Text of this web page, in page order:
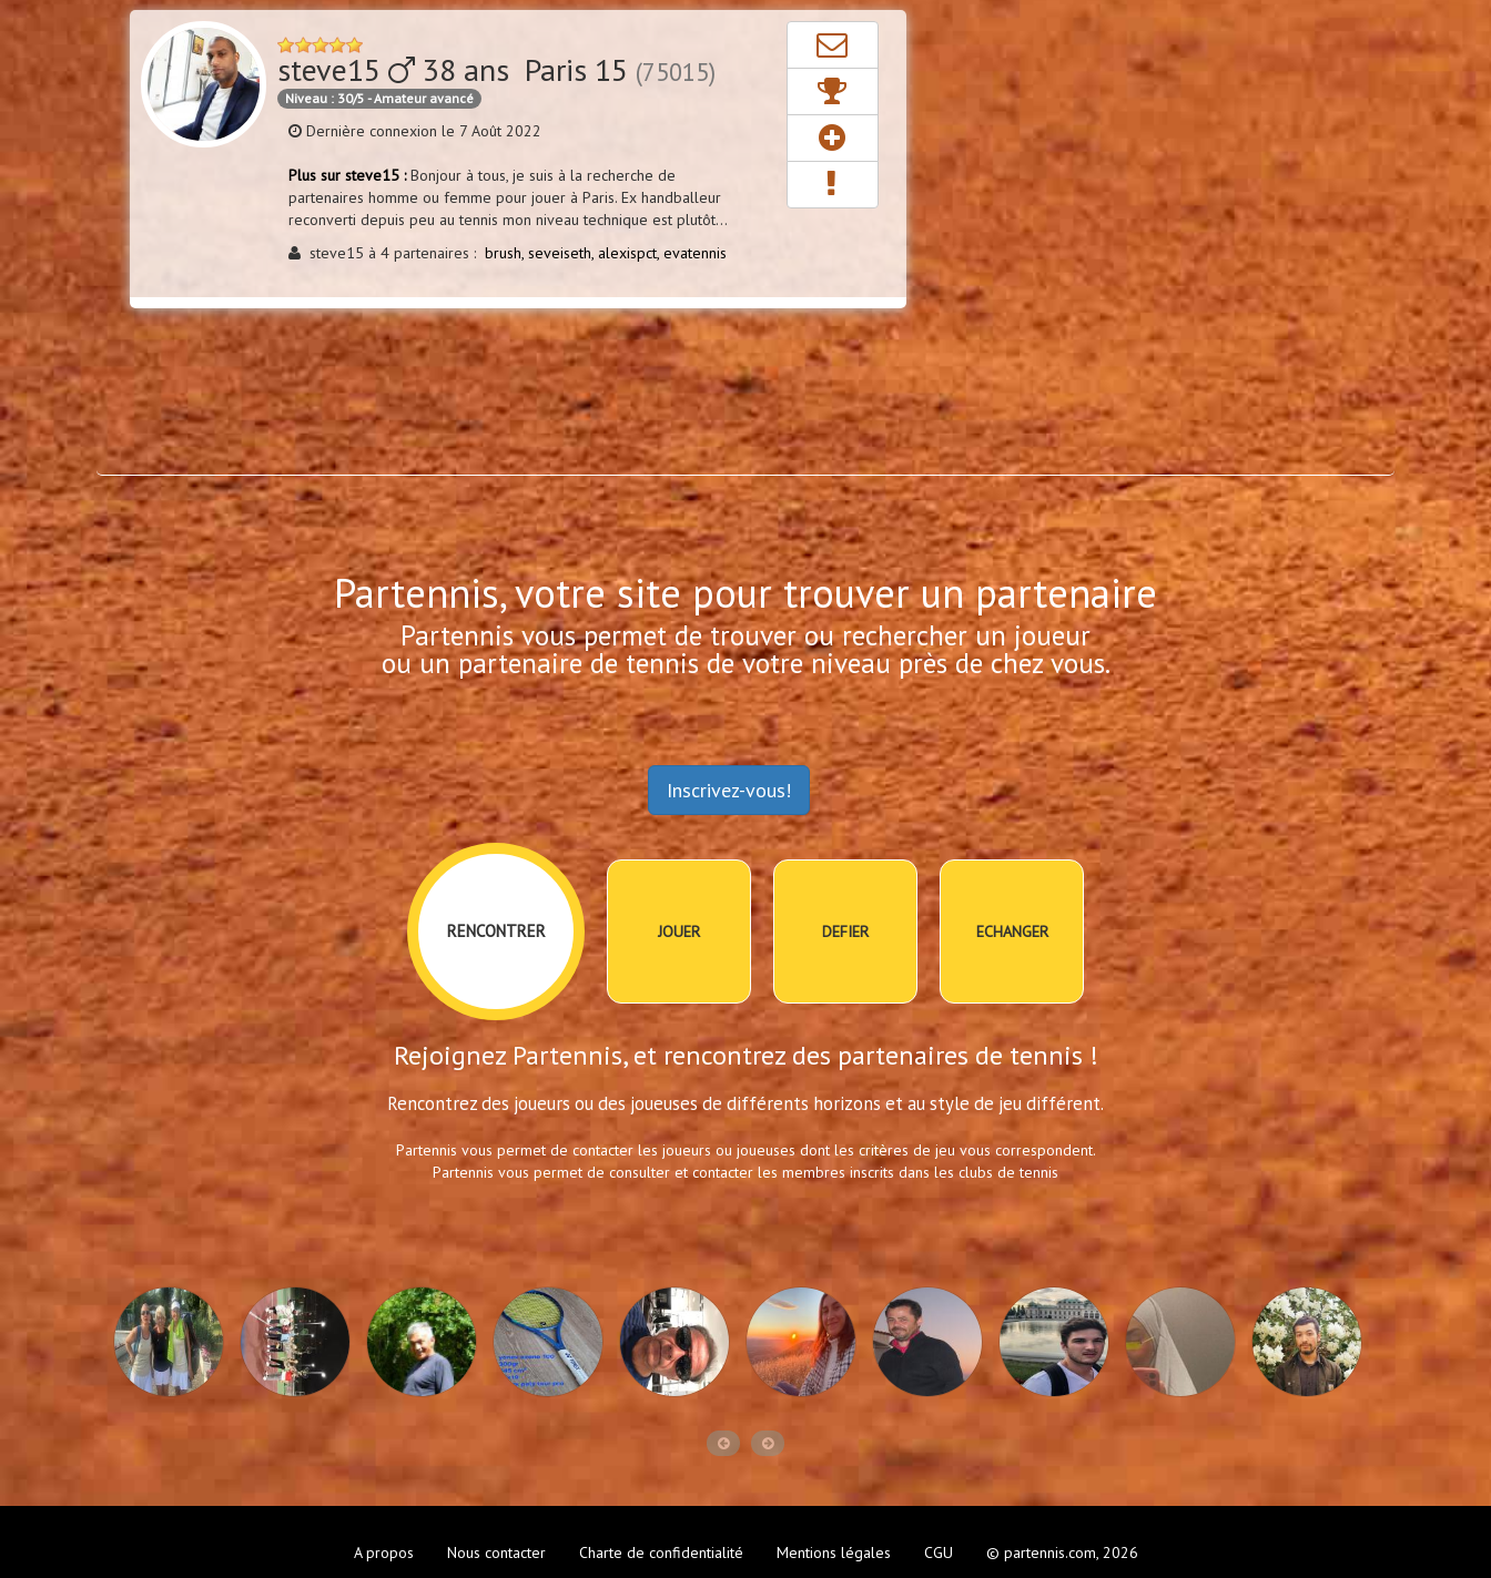
steve15 38 ans Paris 15 (75015)
Niveau : 30/5 - Amateur avancé
Dernière connexion le 7 Août 2022
Plus sur steve15 :Bonjour à tous, je suis à la recherche de
partenaires homme ou femme pour jouer à Paris. Ex handballeur
reconverti depuis peu au tennis mon niveau technique est plutôt...
steve15 à 4 partenaires :brush,seveiseth, alexispct,evatennis
Partennis, votre site pour trouver un partenaire
Partennis vous permet de trouver ou rechercher un joueur
ou un partenaire de tennis de votre niveau près de chez vous.
Inscrivez-vous!
RENCONTRER JOUER DEFIER ECHANGER
Rejoignez Partennis, et rencontrez des partenaires de tennis !
Rencontrez des joueurs ou des joueuses de différents horizons et au style de jeu différent.
Partennis vous permet de contacter les joueurs ou joueuses dont les critères de jeu vous correspondent.
Partennis vous permet de consulter et contacter les membres inscrits dans les clubs de tennis
A propos Nous contacter Charte de confidentialité Mentions légales CGU © partennis.com, 2026